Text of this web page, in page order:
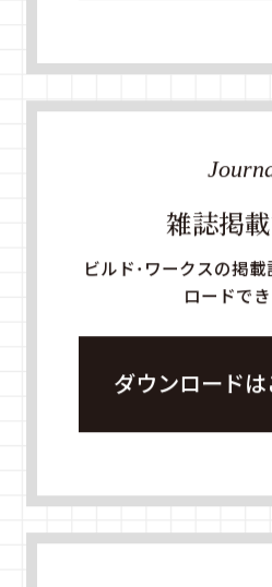
雑誌掲
ビルド・ワークスの掲
ロードで
ダウンロードは